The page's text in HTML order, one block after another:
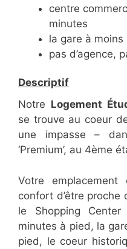
centre
minutes
la gare à moins
pas d’agence,
Descriptif
Notre Logement
se trouve au coeur
une impasse –
‘Premium’, au 4ème
Votre
confort d’être
le Shopping
minutes à pied, la
pied, le coeur